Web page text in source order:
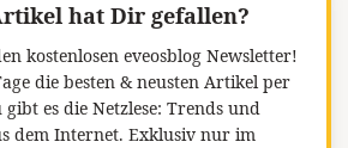
hat Dir gefallen?
kostenlosen eveosblog Newsletter!
die besten & neusten Artikel per
gibt es die Netzlese: Trends und
dem Internet. Exklusiv nur im